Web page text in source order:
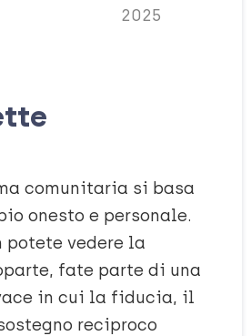
2025
comunitaria si basa
onesto e personale.
potete vedere la
fate parte di una
in cui la fiducia, il
reciproco